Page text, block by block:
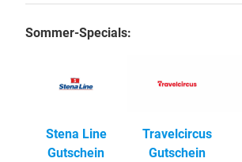
Sommer-Specials:
Stena Line
Gutschein
Travelcircus
Gutschein